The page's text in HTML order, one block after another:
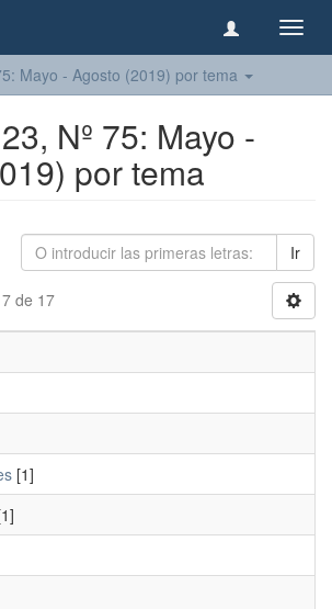
Mayo - Agosto (2019) por tema
Nº 75: Mayo -
por tema
Ir
de 17
[1]